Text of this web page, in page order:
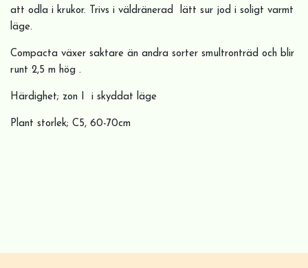
att odla i krukor. Trivs i väldränerad lätt sur jod i soligt varmt
läge.
Compacta växer saktare än andra sorter smultronträd och blir
runt 2,5 m hög .
Härdighet; zon I i skyddat läge
Plant storlek; C5, 60-70cm